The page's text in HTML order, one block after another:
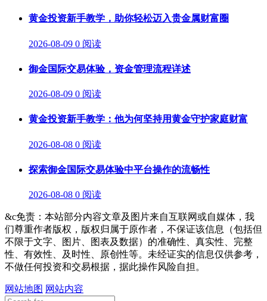
黄金投资新手教学，助你轻松迈入贵金属财富圈
2026-08-09 0 阅读
御金国际交易体验，资金管理流程详述
2026-08-09 0 阅读
黄金投资新手教学：他为何坚持用黄金守护家庭财富
2026-08-08 0 阅读
探索御金国际交易体验中平台操作的流畅性
2026-08-08 0 阅读
&c免责：本站部分内容文章及图片来自互联网或自媒体，我
们尊重作者版权，版权归属于原作者，不保证该信息（包括但
不限于文字、图片、图表及数据）的准确性、真实性、完整
性、有效性、及时性、原创性等。未经证实的信息仅供参考，
不做任何投资和交易根据，据此操作风险自担。
网站地图 网站内容